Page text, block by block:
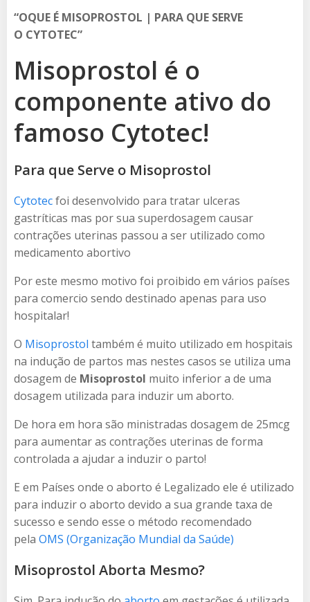
“OQUE É MISOPROSTOL | PARA QUE SERVE
O CYTOTEC”
Misoprostol é o
componente ativo do
famoso Cytotec!
Para que Serve o Misoprostol
Cytotecfoi desenvolvido para tratar ulceras
gastríticas mas por sua superdosagem causar
contrações uterinas passou a ser utilizado como
medicamento abortivo
Por este mesmo motivo foi proibido em vários países
para comercio sendo destinado apenas para uso
hospitalar!
O Misoprostol também é muito utilizado em hospitais
na indução de partos mas nestes casos se utiliza uma
dosagem de Misoprostol muito inferior a de uma
dosagem utilizada para induzir um aborto.
De hora em hora são ministradas dosagem de 25mcg
para aumentar as contrações uterinas de forma
controlada a ajudar a induzir o parto!
E em Países onde o aborto é Legalizado ele é utilizado
para induzir o aborto devido a sua grande taxa de
sucesso e sendo esse o método recomendado
pela OMS (Organização Mundial da Saúde)
Misoprostol Aborta Mesmo?